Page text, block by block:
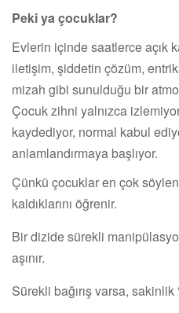
Peki ya çocuklar?
Evlerin içinde saatlerce açık
iletişim, şiddetin çözüm,
mizah gibi sunulduğu bir
Çocuk zihni yalnızca
kaydediyor, normal kabul
anlamlandırmaya başlıyor.
Çünkü çocuklar en çok
kaldıklarını öğrenir.
Bir dizide sürekli
aşınır.
Sürekli bağırış varsa, sakinlik